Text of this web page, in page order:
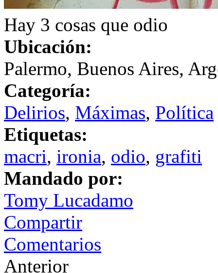
Hay 3 cosas que odio
Ubicación:
Palermo, Buenos Aires,
Categoría:
Delirios, Máximas, Política
Etiquetas:
macri, ironia, odio, grafiti
Mandado por:
Tomy Lucadamo
Compartir
Comentarios
Anterior